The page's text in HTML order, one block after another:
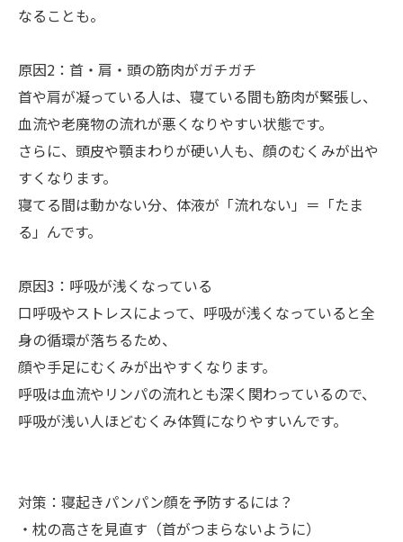
なることも。
原因2：首・肩・頭の筋肉がガチガチ
首や肩が凝っている人は、寝ている間も筋肉が緊張し、
血流や老廃物の流れが悪くなりやすい状態です。
さらに、頭皮や顎まわりが硬い人も、顔のむくみが出や
すくなります。
寝てる間は動かない分、体液が「流れない」＝「たま
る」んです。
原因3：呼吸が浅くなっている
口呼吸やストレスによって、呼吸が浅くなっていると全
身の循環が落ちるため、
顔や手足にむくみが出やすくなります。
呼吸は血流やリンパの流れとも深く関わっているので、
呼吸が浅い人ほどむくみ体質になりやすいんです。
対策：寝起きパンパン顔を予防するには？
・枕の高さを見直す（首がつまらないように）